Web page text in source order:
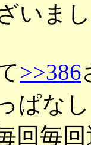
いま
>>386
ぱな
回毎